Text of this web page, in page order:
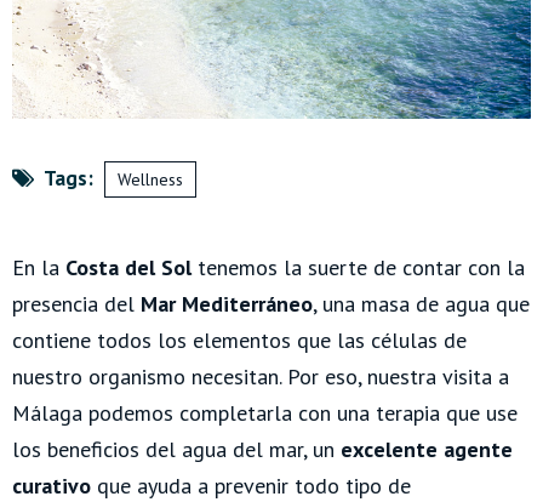
Tags: Wellness
En la Costa del Sol tenemos la suerte de contar con la
presencia del Mar Mediterráneo, una masa de agua que
contiene todos los elementos que las células de
nuestro organismo necesitan. Por eso, nuestra visita a
Málaga podemos completarla con una terapia que use
los beneficios del agua del mar, un excelente agente
curativo que ayuda a prevenir todo tipo de